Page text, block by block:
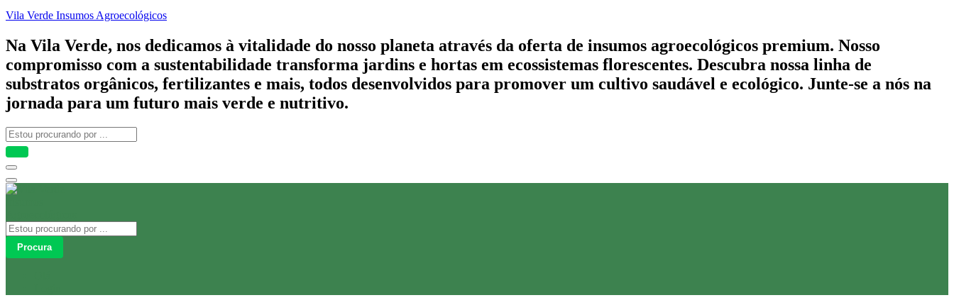
Vila Verde Insumos Agroecológicos
Na Vila Verde, nos dedicamos à vitalidade do nosso planeta através da oferta de insumos agroecológicos premium. Nosso
compromisso com a sustentabilidade transforma jardins e hortas em ecossistemas florescentes. Descubra nossa linha de
substratos orgânicos, fertilizantes e mais, todos desenvolvidos para promover um cultivo saudável e ecológico. Junte-se a nós na
jornada para um futuro mais verde e nutritivo.
Procura